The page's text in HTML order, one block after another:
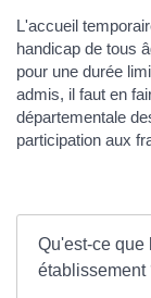
L'accueil
handicap de tous
pour une durée
admis, il faut en
départementale
participation aux
Qu'est-ce que
établissement